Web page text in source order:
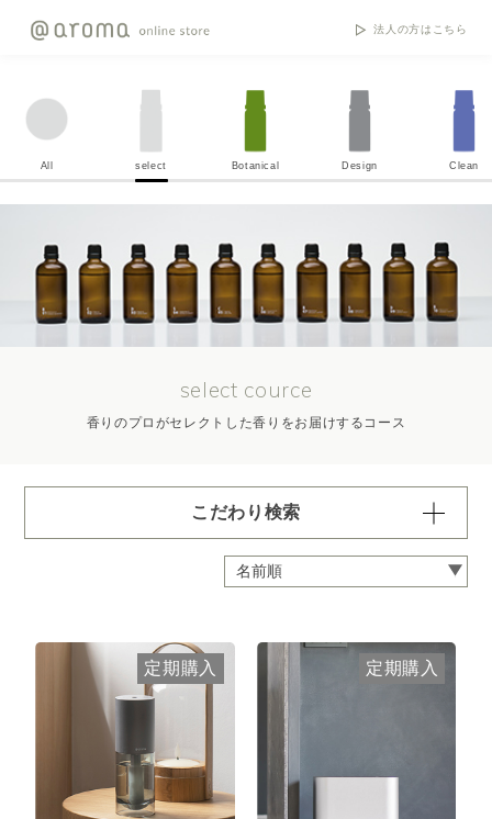
法人の方はこちら
All select Botanical Design Clean
select cource
香りのプロがセレクトした香りをお届けするコース
こだわり検索
容量・用途で絞り込む ※一つお選びください
定期 業務用オイル250ml
定期 業務用オイル450ml
頻度で絞り込む ※一つお選びください
毎月お届け 隔月お届け
定期購入 定期購入